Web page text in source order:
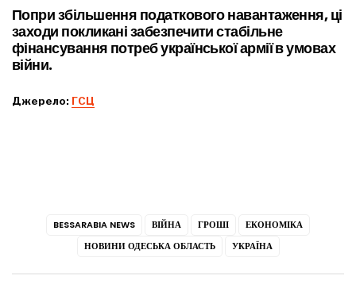
Попри збільшення податкового навантаження, ці
заходи покликані забезпечити стабільне
фінансування потреб української армії в умовах
війни.
Джерело: ГСЦ
BESSARABIA NEWS ВІЙНА ГРОШІ
ЕКОНОМІКА
НОВИНИ ОДЕСЬКА ОБЛАСТЬ
УКРАЇНА